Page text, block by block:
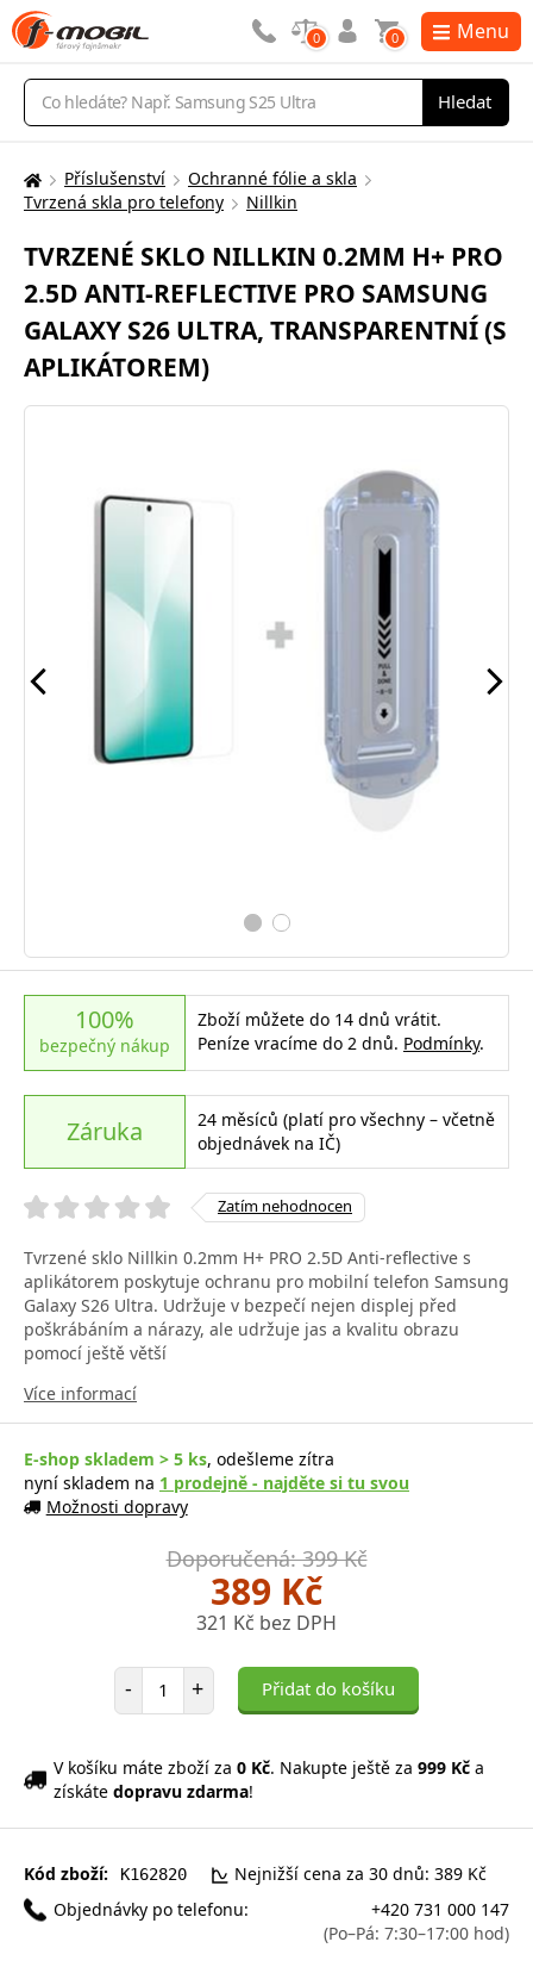
Vyhledávání
Hledat
0 0 Menu
Zde
nacházíte:
Příslušenství
Ochranné fólie a skla
Tvrzená skla pro telefony
Nillkin
TVRZENÉ SKLO NILLKIN 0.2MM H+ PRO
2.5D ANTI-REFLECTIVE PRO SAMSUNG
GALAXY S26 ULTRA, TRANSPARENTNÍ (S
APLIKÁTOREM)
100%
bezpečný nákup
Zboží můžete do 14 dnů vrátit.
Peníze vracíme do 2 dnů. Podmínky.
Záruka
24 měsíců (platí pro všechny – včetně
objednávek na IČ)
Zatím nehodnocen
Tvrzené sklo Nillkin 0.2mm H+ PRO 2.5D Anti-reflective s
aplikátorem poskytuje ochranu pro mobilní telefon Samsung
Galaxy S26 Ultra. Udržuje v bezpečí nejen displej před
poškrábáním a nárazy, ale udržuje jas a kvalitu obrazu
pomocí ještě větší
Více informací
E-shop skladem > 5 ks, odešleme zítra
nyní skladem na 1 prodejně - najděte si tu svou
Možnosti dopravy
Doporučená: 399 Kč
389 Kč
321 Kč bez DPH
- Počet položek
+ Přidat do košíku
V košíku máte zboží za 0 Kč. Nakupte ještě za 999 Kč a
získáte dopravu zdarma!
Kód zboží: K162820
Nejnižší cena za 30 dnů: 389 Kč
Objednávky po telefonu:
+420 731 000 147
(Po–Pá: 7:30–17:00 hod)